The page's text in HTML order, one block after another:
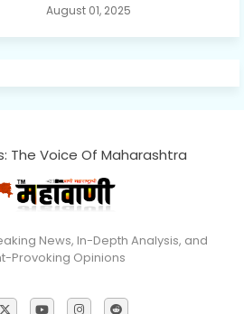
August 01, 2025
The Voice Of Maharashtra
News, In-Depth Analysis, and
Provoking Opinions